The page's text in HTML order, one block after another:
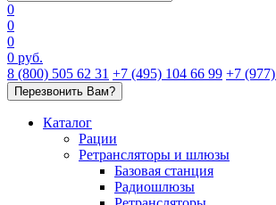
0
0
0
0 руб.
8 (800) 505 62 31 +7 (495) 104 66 99 +7
Перезвонить Вам?
Каталог
Рации
Ретрансляторы и шлюзы
Базовая станция
Радиошлюзы